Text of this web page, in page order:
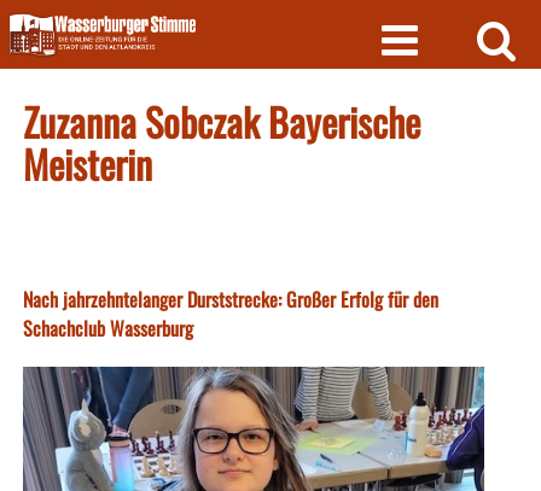
Skip
to
content
Zuzanna Sobczak Bayerische
Meisterin
Nach jahrzehntelanger Durststrecke: Großer Erfolg für den
Schachclub Wasserburg